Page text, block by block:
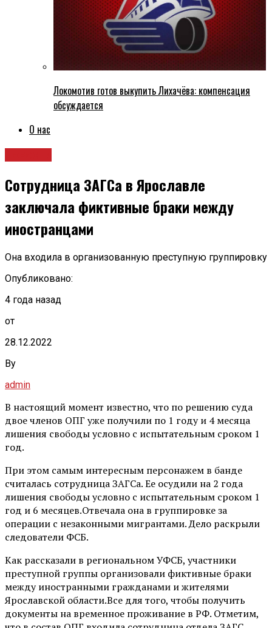
Локомотив готов выкупить Лихачёва: компенсация
обсуждается
О нас
Сотрудница ЗАГСа в Ярославле
заключала фиктивные браки между
иностранцами
Она входила в организованную преступную группировку
Опубликовано:
4 года назад
от
28.12.2022
By
admin
В настоящий момент известно, что по решению суда
двое членов ОПГ уже получили по 1 году и 4 месяца
лишения свободы условно с испытательным сроком 1
год.
При этом самым интересным персонажем в банде
считалась сотрудница ЗАГСа. Ее осудили на 2 года
лишения свободы условно с испытательным сроком 1
год и 6 месяцев.Отвечала она в группировке за
операции с незаконными мигрантами. Дело раскрыли
следователи ФСБ.
Как рассказали в региональном УФСБ, участники
преступной группы организовали фиктивные браки
между иностранными гражданами и жителями
Ярославской области.Все для того, чтобы получить
документы на временное проживание в РФ. Отметим,